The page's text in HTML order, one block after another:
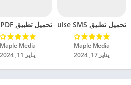
تحميل تطبيق Pulse SMS مهكر للاندرويد 2024
Maple Media‏
يناير 17, 2024
تحميل تطبيق SwiftScan: Scan PDF مهكر للاندرويد 2024
Maple Media‏
يناير 11, 2024